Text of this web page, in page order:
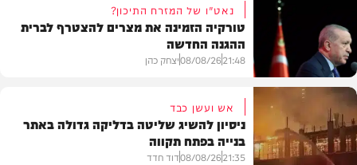
חדשות
נאט"ו של המזרח התיכון?
טורקיה הזמינה את מצרים להצטרף לברית
ההגנה החדשה
21:48
08/08/26יצחק כהן
אש ועשן כבד
ניסיון להשיג שליטה בדליקה גדולה באתר
בנייה בפתח תקווה
21:35
08/08/26דוד חדד